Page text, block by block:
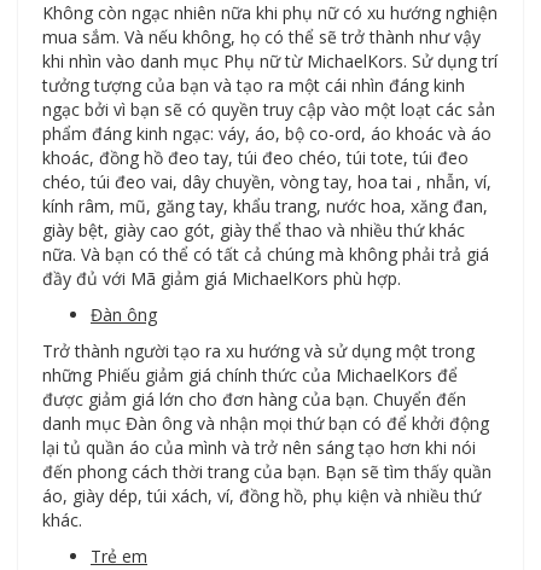
Không còn ngạc nhiên nữa khi phụ nữ có xu hướng nghiện
mua sắm. Và nếu không, họ có thể sẽ trở thành như vậy
khi nhìn vào danh mục Phụ nữ từ MichaelKors. Sử dụng trí
tưởng tượng của bạn và tạo ra một cái nhìn đáng kinh
ngạc bởi vì bạn sẽ có quyền truy cập vào một loạt các sản
phẩm đáng kinh ngạc: váy, áo, bộ co-ord, áo khoác và áo
khoác, đồng hồ đeo tay, túi đeo chéo, túi tote, túi đeo
chéo, túi đeo vai, dây chuyền, vòng tay, hoa tai , nhẫn, ví,
kính râm, mũ, găng tay, khẩu trang, nước hoa, xăng đan,
giày bệt, giày cao gót, giày thể thao và nhiều thứ khác
nữa. Và bạn có thể có tất cả chúng mà không phải trả giá
đầy đủ với Mã giảm giá MichaelKors phù hợp.
Đàn ông
Trở thành người tạo ra xu hướng và sử dụng một trong
những Phiếu giảm giá chính thức của MichaelKors để
được giảm giá lớn cho đơn hàng của bạn. Chuyển đến
danh mục Đàn ông và nhận mọi thứ bạn có để khởi động
lại tủ quần áo của mình và trở nên sáng tạo hơn khi nói
đến phong cách thời trang của bạn. Bạn sẽ tìm thấy quần
áo, giày dép, túi xách, ví, đồng hồ, phụ kiện và nhiều thứ
khác.
Trẻ em